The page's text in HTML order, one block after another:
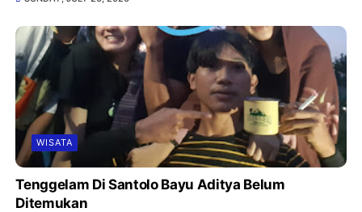
WISATA
Tenggelam Di Santolo Bayu Aditya Belum
Ditemukan